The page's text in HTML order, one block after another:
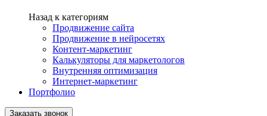
Назад к категориям
Продвижение сайта
Продвижение в нейросетях
Контент-маркетинг
Калькуляторы для маркетологов
Внутренняя оптимизация
Интернет-маркетинг
Портфолио
Заказать звонок